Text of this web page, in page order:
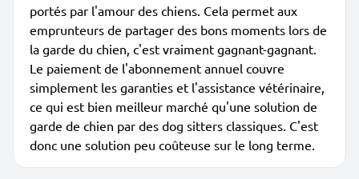
portés par l'amour des chiens. Cela permet aux
emprunteurs de partager des bons moments lors de
la garde du chien, c'est vraiment gagnant-gagnant.
Le paiement de l'abonnement annuel couvre
simplement les garanties et l'assistance vétérinaire,
ce qui est bien meilleur marché qu'une solution de
garde de chien par des dog sitters classiques. C'est
donc une solution peu coûteuse sur le long terme.